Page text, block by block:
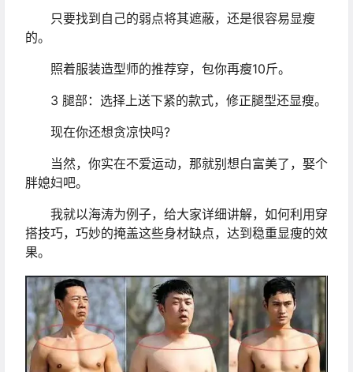
只要找到自己的弱点将其遮蔽，还是很容易显瘦
的。
照着服装造型师的推荐穿，包你再瘦10斤。
3 腿部：选择上送下紧的款式，修正腿型还显瘦。
现在你还想贪凉快吗?
当然，你实在不爱运动，那就别想白富美了，娶个
胖媳妇吧。
我就以海涛为例子，给大家详细讲解，如何利用穿
搭技巧，巧妙的掩盖这些身材缺点，达到稳重显瘦的效
果。